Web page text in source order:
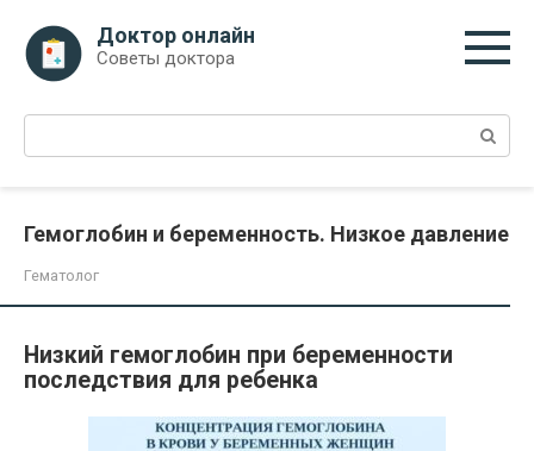
контенту
Доктор онлайн
Советы доктора
Поиск:
Гемоглобин и беременность. Низкое давление
Гематолог
Низкий гемоглобин при беременности
последствия для ребенка